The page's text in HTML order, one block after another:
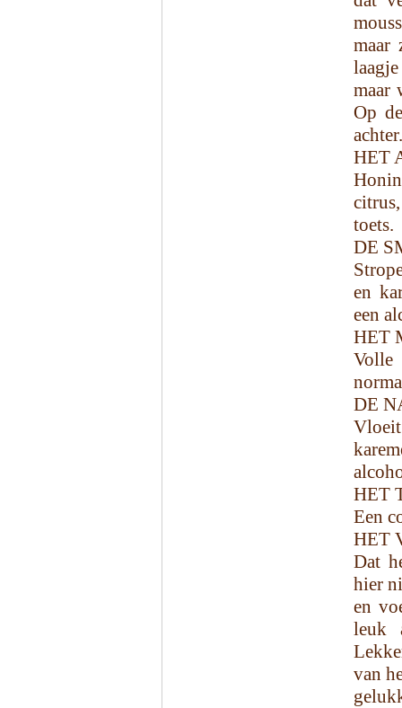
maar
maar
Op
achter.
HET
toets.
DE
en
een
HET
Volle
DE
HET
Een
HET
Dat
hier
en
leuk
van